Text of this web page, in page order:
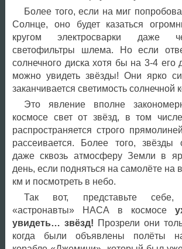
Более того, если на миг
Солнце, оно будет казаться
кругом электросварки даже
светофильтры шлема. Но если
солнечного диска хотя бы на 3-4 его
можно увидеть звёзды! Они ярко
заканчивается светимость солнечной
Это явление вполне
космосе свет от звёзд, в том
распространяется строго
рассеивается. Более того, звёзды
даже сквозь атмосферу Земли в
день, если подняться на самолёте на
км и посмотреть в небо.
Так вот, представьте
«астронавты» НАСА в космосе
увидеть… звёзд! Прозрели они
когда были объявлены полёты